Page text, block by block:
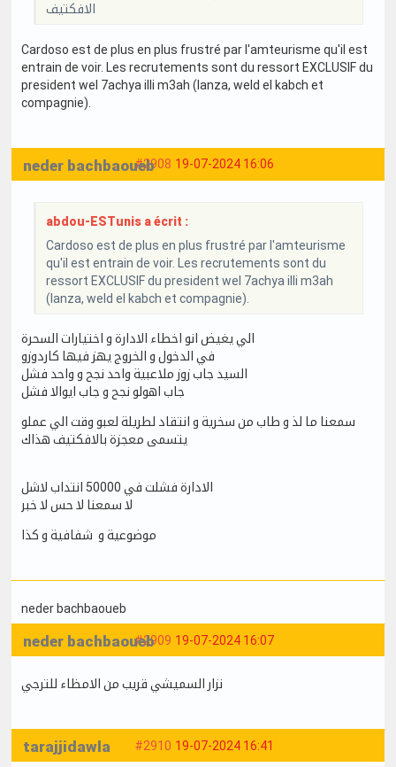
الافكتيف
Cardoso est de plus en plus frustré par l'amteurisme qu'il est
entrain de voir. Les recrutements sont du ressort EXCLUSIF du
president wel 7achya illi m3ah (lanza, weld el kabch et
compagnie).
#2908 19-07-2024 16:06
neder bachbaoueb
abdou-ESTunis a écrit :
Cardoso est de plus en plus frustré par l'amteurisme
qu'il est entrain de voir. Les recrutements sont du
ressort EXCLUSIF du president wel 7achya illi m3ah
(lanza, weld el kabch et compagnie).
الي يغيض انو اخطاء الادارة و اختيارات السحرة
في الدخول و الخروج يهز فيها كاردوزو
السيد جاب زوز ملاعبية واحد نجح و واحد فشل
جاب اهولو نجح و جاب ايوالا فشل
سمعنا ما لذ و طاب من سخرية و انتقاد لطريلة لعبو وقت الي عملو
يتسمى معجزة بالافكتيف هذاك
الادارة فشلت في 50000 انتداب لاشل
لا سمعنا لا حس لا خبر
موضوعية و شفافية و كذا
neder bachbaoueb
#2909 19-07-2024 16:07
neder bachbaoueb
نزار السميشي قريب من الامظاء للترجي
#2910 19-07-2024 16:41
tarajjidawla